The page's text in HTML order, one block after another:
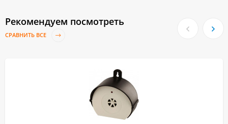
Рекомендуем посмотреть
СРАВНИТЬ ВСЕ